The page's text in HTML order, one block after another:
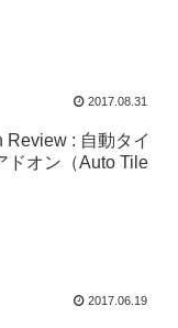
2017.08.31
: 自動タイ
ドオン（Auto Tile
2017.06.19